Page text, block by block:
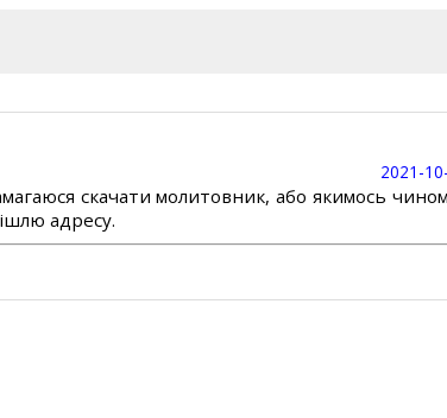
2021-
скачати молитовник, або якимось
адресу.